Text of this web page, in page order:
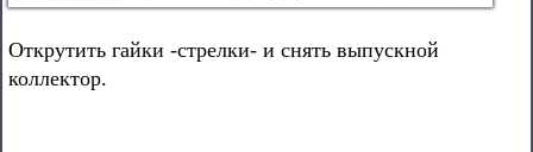
Открутить гайки -стрелки- и снять выпускной
коллектор.